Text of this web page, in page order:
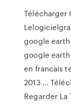
Télécharger
google
google
en francais
2013 ...
Regarder